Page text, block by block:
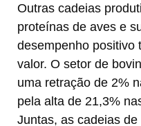
Outras cadeias
proteínas de aves e
desempenho positivo
valor. O setor de
uma retração de 2%
pela alta de 21,3%
Juntas, as cadeias